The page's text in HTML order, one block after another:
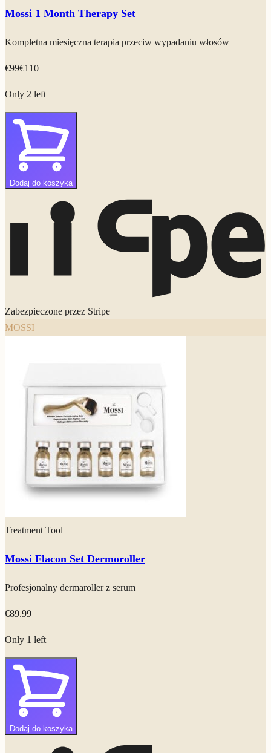
Mossi 1 Month Therapy Set
Kompletna miesięczna terapia przeciw wypadaniu włosów
€99€110
Only 2 left
Dodaj do koszyka
Zabezpieczone przez Stripe
MOSSI
Treatment Tool
Mossi Flacon Set Dermoroller
Profesjonalny dermaroller z serum
€89.99
Only 1 left
Dodaj do koszyka